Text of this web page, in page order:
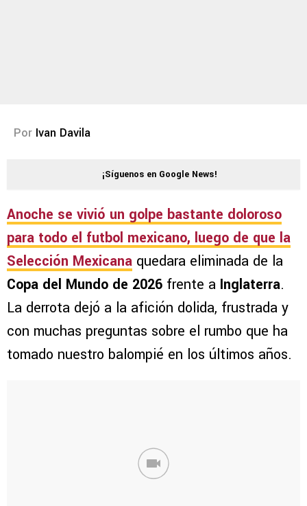
Por Ivan Davila
¡Síguenos en Google News!
Anoche se vivió un golpe bastante doloroso
para todo el futbol mexicano, luego de que la
Selección Mexicana quedara eliminada de la
Copa del Mundo de 2026 frente a Inglaterra.
La derrota dejó a la afición dolida, frustrada y
con muchas preguntas sobre el rumbo que ha
tomado nuestro balompié en los últimos años.